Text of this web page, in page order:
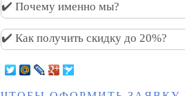
✔️ Почему именно мы?
✔️ Как получить скидку до 20%?